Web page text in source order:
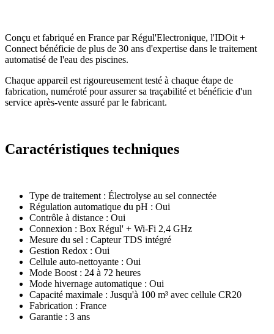
Conçu et fabriqué en France par Régul'Electronique, l'IDOit +
Connect bénéficie de plus de 30 ans d'expertise dans le traitement
automatisé de l'eau des piscines.
Chaque appareil est rigoureusement testé à chaque étape de
fabrication, numéroté pour assurer sa traçabilité et bénéficie d'un
service après-vente assuré par le fabricant.
Caractéristiques techniques
Type de traitement : Électrolyse au sel connectée
Régulation automatique du pH : Oui
Contrôle à distance : Oui
Connexion : Box Régul' + Wi-Fi 2,4 GHz
Mesure du sel : Capteur TDS intégré
Gestion Redox : Oui
Cellule auto-nettoyante : Oui
Mode Boost : 24 à 72 heures
Mode hivernage automatique : Oui
Capacité maximale : Jusqu'à 100 m³ avec cellule CR20
Fabrication : France
Garantie : 3 ans